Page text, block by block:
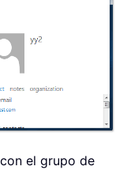
el grupo de